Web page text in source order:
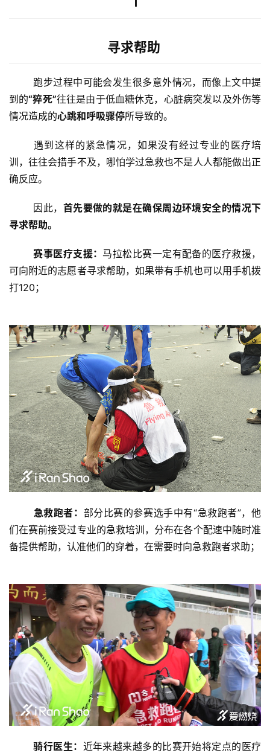
寻求帮助
到的“猝死”往往是由于低血糖休克，心脏病突发以及外伤等
情况造成的心跳和呼吸骤停所导致的。
	遇到这样的紧急情况，如果没有经过专业的医疗培
训，往往会措手不及，哪怕学过急救也不是人人都能做出正
确反应。
	因此，
首先要做的就是在确保周边环境安全的情况下
寻求帮助。
赛事医疗支援： 马拉松比赛一定有配备的医疗救援，
可向附近的志愿者寻求帮助，如果带有手机也可以用手机拨
打120；
急救跑者： 部分比赛的参赛选手中有“急救跑者”，他
们在赛前接受过专业的急救培训，分布在各个配速中随时准
备提供帮助，认准他们的穿着，在需要时向急救跑者求助；
骑行医生： 近年来越来越多的比赛开始将定点的医疗